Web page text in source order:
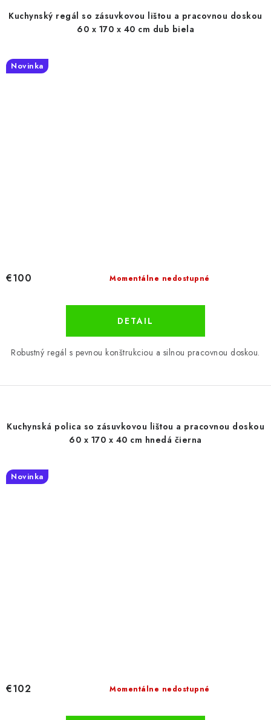
Kuchynský regál so zásuvkovou lištou a pracovnou doskou
60 x 170 x 40 cm dub biela
Novinka
Momentálne nedostupné
€100
DETAIL
Robustný regál s pevnou konštrukciou a silnou pracovnou doskou.
Kuchynská polica so zásuvkovou lištou a pracovnou doskou
60 x 170 x 40 cm hnedá čierna
Novinka
Momentálne nedostupné
€102